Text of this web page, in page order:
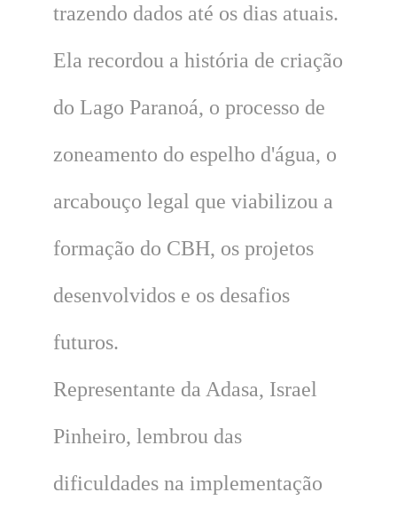
trazendo dados até os dias atuais.
Ela recordou a história de criação
do Lago Paranoá, o processo de
zoneamento do espelho d'água, o
arcabouço legal que viabilizou a
formação do CBH, os projetos
desenvolvidos e os desafios
futuros.
Representante da Adasa, Israel
Pinheiro, lembrou das
dificuldades na implementação